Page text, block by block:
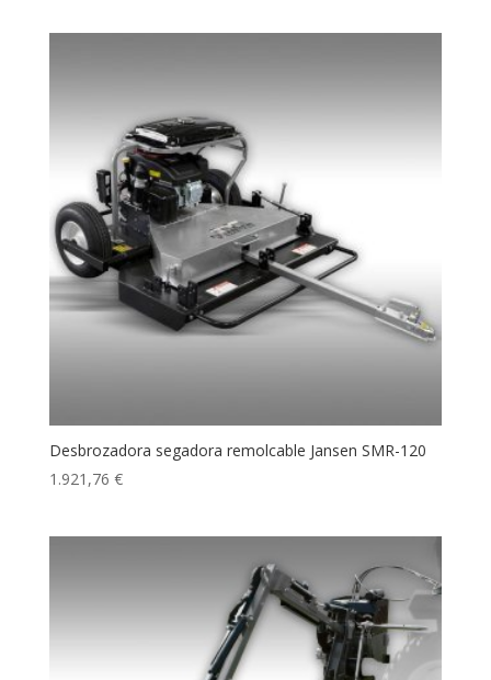
Desbrozadora segadora remolcable Jansen SMR-120
1.921,76 €